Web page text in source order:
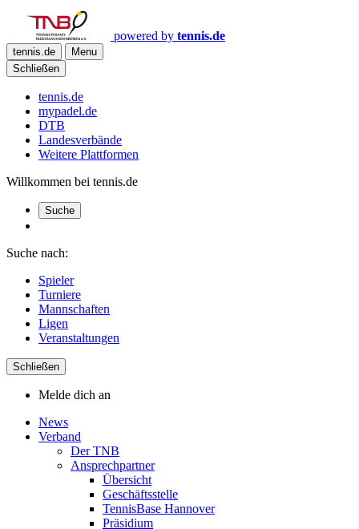
powered by tennis.de
tennis.de
Menu
Schließen
tennis.de
mypadel.de
DTB
Landesverbände
Weitere Plattformen
Willkommen bei tennis.de
Suche
Suche nach:
Spieler
Turniere
Mannschaften
Ligen
Veranstaltungen
Schließen
Melde dich an
News
Verband
Der TNB
Ansprechpartner
Übersicht
Geschäftsstelle
TennisBase Hannover
Präsidium